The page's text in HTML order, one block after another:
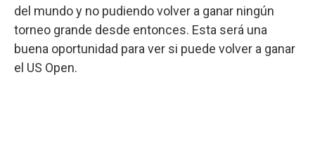
del mundo y no pudiendo volver a ganar ningún
torneo grande desde entonces. Esta será una
buena oportunidad para ver si puede volver a ganar
el US Open.